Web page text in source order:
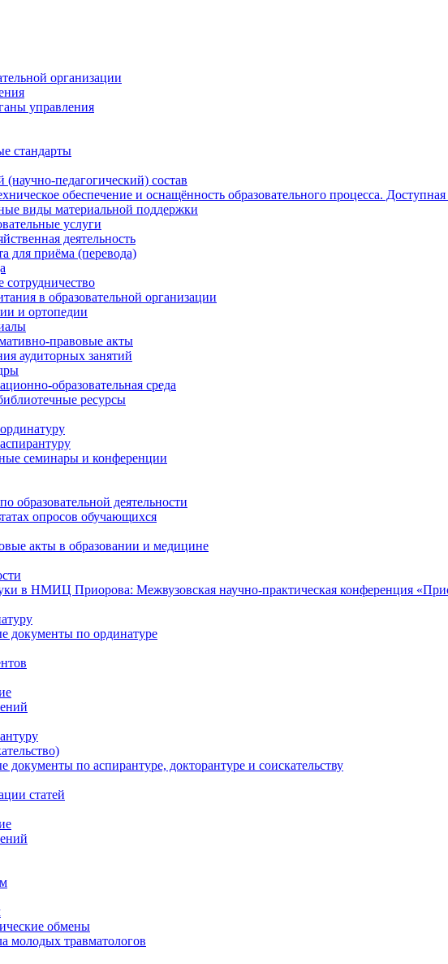
организации
управления
стандарты
(научно-педагогический) состав
обеспечение и оснащённость образовательного процесса. Доступная
виды материальной поддержки
услуги
деятельность
для приёма (перевода)
в образовательной организации
и ортопедии
правовые акты
аудиторных занятий
образовательная среда
ресурсы
семинары и конференции
образовательной деятельности
опросов обучающихся
акты в образовании и медицине
в НМИЦ Приорова: Межвузовская научно-практическая конференция
документы по ординатуре
по аспирантуре, докторантуре и соискательству
статей
обмены
молодых травматологов